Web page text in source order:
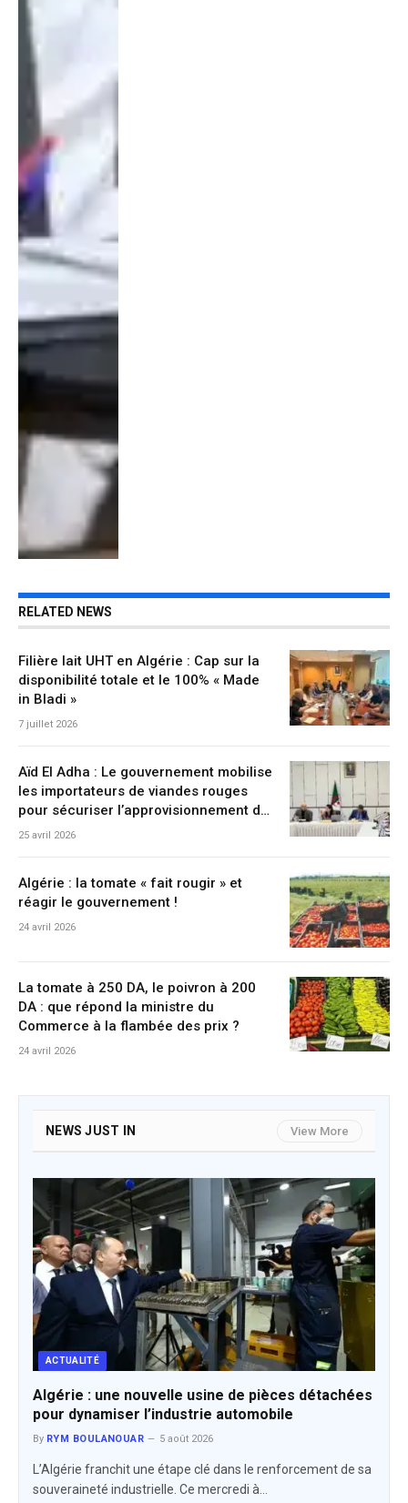
RELATED NEWS
Filière lait UHT en Algérie : Cap sur la
disponibilité totale et le 100% « Made
in Bladi »
7 juillet 2026
Aïd El Adha : Le gouvernement mobilise
les importateurs de viandes rouges
pour sécuriser l’approvisionnement du
marché national
25 avril 2026
Algérie : la tomate « fait rougir » et
réagir le gouvernement !
24 avril 2026
La tomate à 250 DA, le poivron à 200
DA : que répond la ministre du
Commerce à la flambée des prix ?
24 avril 2026
NEWS JUST IN View More
ACTUALITÉ
Algérie : une nouvelle usine de pièces détachées
pour dynamiser l’industrie automobile
By RYM BOULANOUAR 5 août 2026
L’Algérie franchit une étape clé dans le renforcement de sa
souveraineté industrielle. Ce mercredi à…